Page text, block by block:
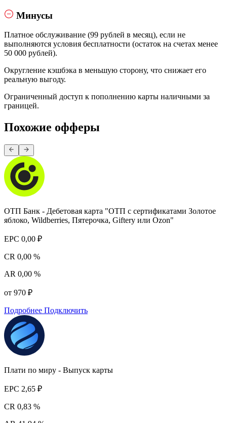
Минусы
Платное обслуживание (99 рублей в месяц), если не
выполняются условия бесплатности (остаток на счетах менее
50 000 рублей).
Округление кэшбэка в меньшую сторону, что снижает его
реальную выгоду.
Ограниченный доступ к пополнению карты наличными за
границей.
Похожие офферы
ОТП Банк - Дебетовая карта "ОТП с сертификатами Золотое
яблоко, Wildberries, Пятерочка, Giftery или Ozon"
EPC 0,00 ₽
CR 0,00 %
AR 0,00 %
от 970 ₽
Подробнее Подключить
Плати по миру - Выпуск карты
EPC 2,65 ₽
CR 0,83 %